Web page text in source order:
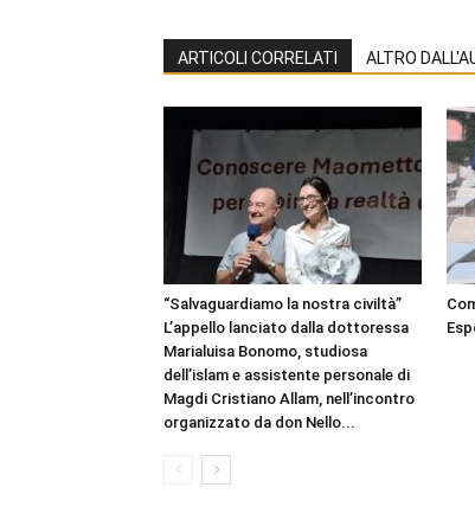
ARTICOLI CORRELATI ALTRO
“Salvaguardiamo la nostra civiltà”
L’appello lanciato dalla dottoressa
Marialuisa Bonomo, studiosa
dell’islam e assistente personale di
Magdi Cristiano Allam, nell’incontro
organizzato da don Nello...